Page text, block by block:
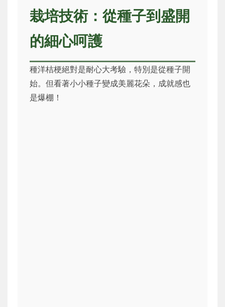
栽培技術：從種子到盛開
的細心呵護
種洋桔梗絕對是耐心大考驗，特別是從種子開
始。但看著小小種子變成美麗花朵，成就感也
是爆棚！